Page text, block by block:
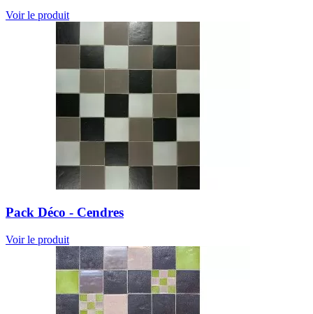
Voir le produit
Pack Déco - Cendres
Voir le produit